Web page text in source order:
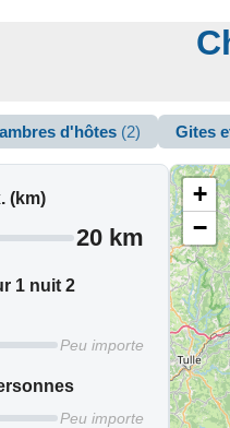
d'hôtes (2) Gites
(km)
20 km
1 nuit 2
Peu importe
Peu importe
+
−